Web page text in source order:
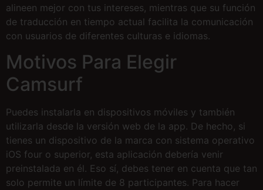
alineen mejor con tus intereses, mientras que su función
de traducción en tiempo actual facilita la comunicación
con usuarios de diferentes culturas e idiomas.
Motivos Para Elegir
Camsurf
Puedes instalarla en dispositivos móviles y también
utilizarla desde la versión web de la app. De hecho, si
tienes un dispositivo de la marca con sistema operativo
iOS four o superior, esta aplicación debería venir
preinstalada en él. Eso sí, debes tener en cuenta que tan
solo permite un límite de 8 participantes. Para hacer